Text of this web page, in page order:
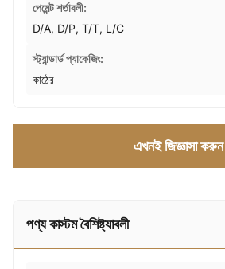
পেমেন্ট শর্তাবলী:
D/A, D/P, T/T, L/C
স্ট্যান্ডার্ড প্যাকেজিং:
কাঠের
এখনই জিজ্ঞাসা করুন
পণ্য কাস্টম বৈশিষ্ট্যাবলী